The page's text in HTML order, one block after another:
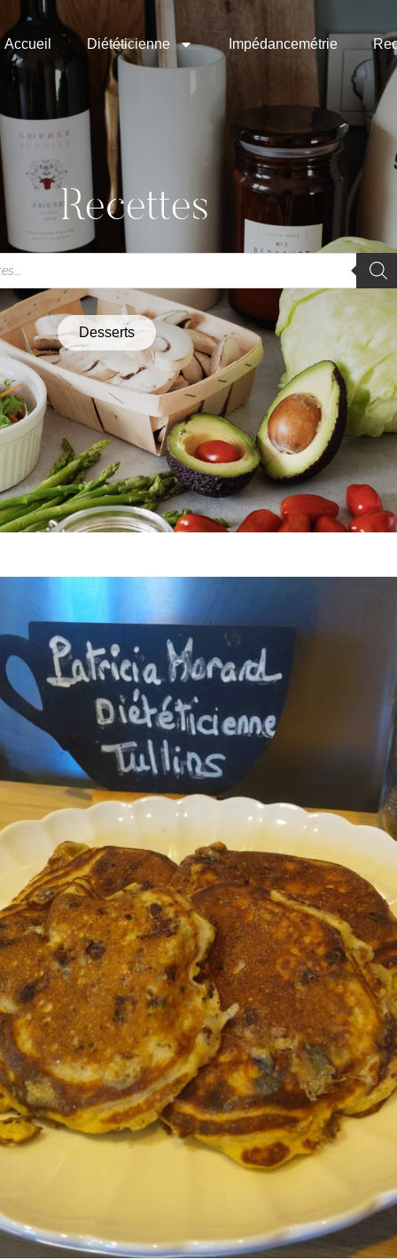
Accueil Diététicienne Impédancemétrie
Recettes
Desserts